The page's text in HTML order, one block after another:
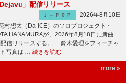
Dejavu」配信リリース
Ｊ－ＰＯＰ
2026年8月10日
村想太（Da-iCE）のソロプロジェクト・
HANAMURAが、2026年8月18日に新曲
配信リリースする。 鈴木愛理をフィーチャ
ト写真は … 続きを読む
more »